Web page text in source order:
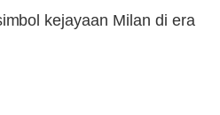
kejayaan Milan di era